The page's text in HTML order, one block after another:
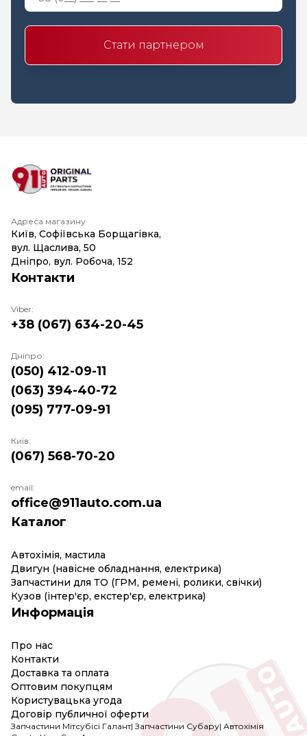
Стати партнером
Адреса магазину
Київ, Софіївська Борщагівка,
вул. Щаслива, 50
Дніпро, вул. Робоча, 152
Каталог
Автохімія, мастила
Двигун (навісне обладнання, електрика)
Запчастини для ТО (ГРМ, ремені, ролики, свічки)
Кузов (інтер'єр, екстер'єр, електрика)
Информація
Про нас
Контакти
Доставка та оплата
Оптовим покупцям
Користувацька угода
Договір публичної оферти
Контакти
Viber:
+38 (067) 634-20-45
Дніпро:
(050) 412-09-11
(063) 394-40-72
(095) 777-09-91
Київ:
(067) 568-70-20
email:
office@911auto.com.ua
Запчастини Мітсубісі Галант|Запчастини Субару| Автохімія